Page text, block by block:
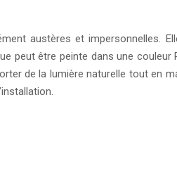
austères et impersonnelles.
peut être peinte dans une
de la lumière naturelle tout en